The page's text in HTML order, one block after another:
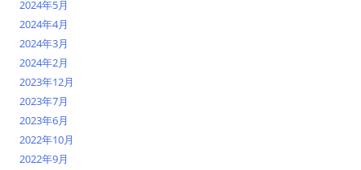
2024年5月
2024年4月
2024年3月
2024年2月
2023年12月
2023年7月
2023年6月
2022年10月
2022年9月